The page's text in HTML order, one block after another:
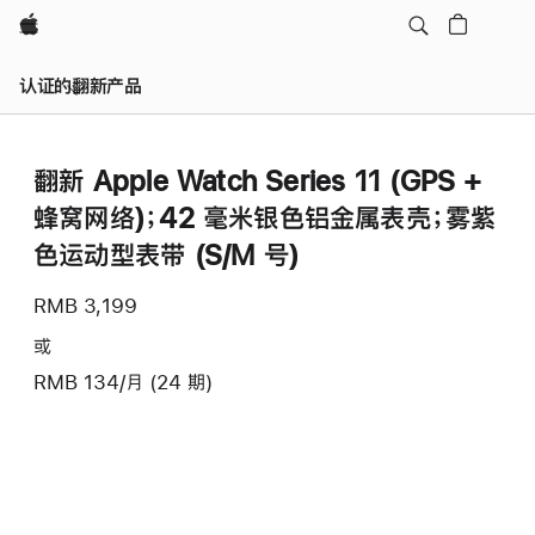
Apple
认证的翻新产品
翻新 Apple Watch Series 11 (GPS +
蜂窝网络)；42 毫米银色铝金属表壳；雾紫
色运动型表带 (S/M 号)
RMB 3,199
或
RMB 134/月 (24 期)